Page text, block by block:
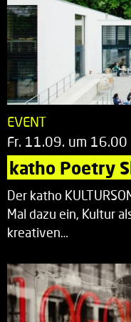
EVENT
Fr. 11.09. um 16.00
katho Poetry
Der katho
Mal dazu ein, Kultur
kreativen…